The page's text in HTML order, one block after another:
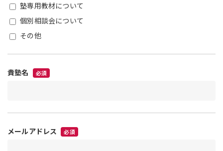
塾専用教材について
個別相談会について
その他
貴塾名 必須
メールアドレス 必須